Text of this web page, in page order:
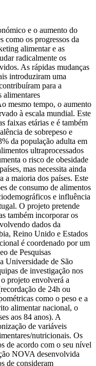
e o aumento do
como os progressos da
alimentar e as
radicalmente os
As rápidas mudanças
introduziram uma
para a
alimentares
mesmo tempo, o aumento
à escala mundial. Este
faixas etárias e é também
de sobrepeso e
da população adulta em
ultraprocessados
o risco de obesidade
mas necessita ainda
a maioria dos países. Este
de consumo de alimentos
e influência
O projeto pretende
também incorporar os
dados da
Reino Unido e Estados
é coordenado por um
de Pesquisas
Universidade de São
de investigação nos
projeto envolverá a
de 24h ou
como o peso e a
alimentar nacional, o
aos 84 anos). A
de variáveis
nutricionais. Os
de acordo com o seu nível
NOVA desenvolvida
de consideram